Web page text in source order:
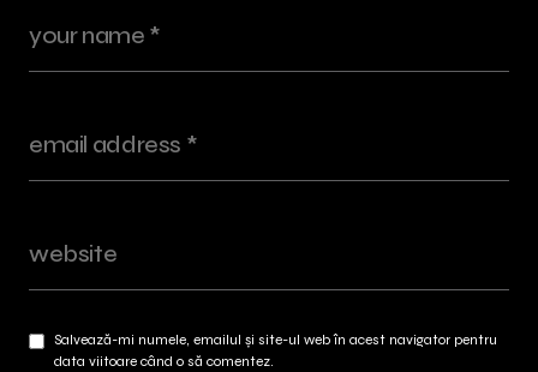
Salvează-mi numele, emailul și site-ul web în acest navigator pentru
data viitoare când o să comentez.